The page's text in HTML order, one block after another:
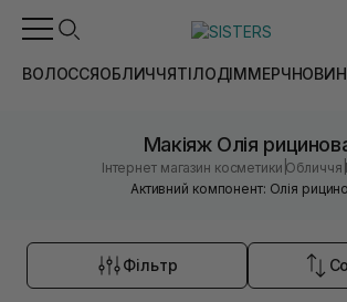
ВОЛОССЯОБЛИЧЧЯТІЛОДІММЕРЧ
Макіяж Олія
Інтернет магазин косметики |Обличчя |
Активний компонент: Олія
Фільтр